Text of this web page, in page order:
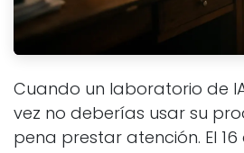
Cuando un laboratorio de
vez no deberías usar su
pena prestar atención. El